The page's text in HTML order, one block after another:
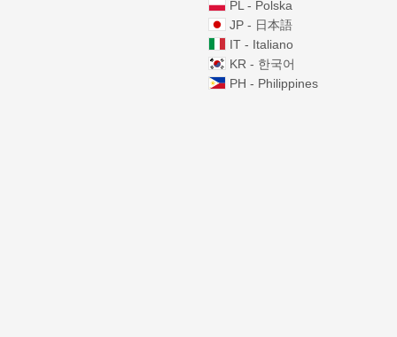
PL - Polska
JP - 日本語
IT - Italiano
KR - 한국어
PH - Philippines